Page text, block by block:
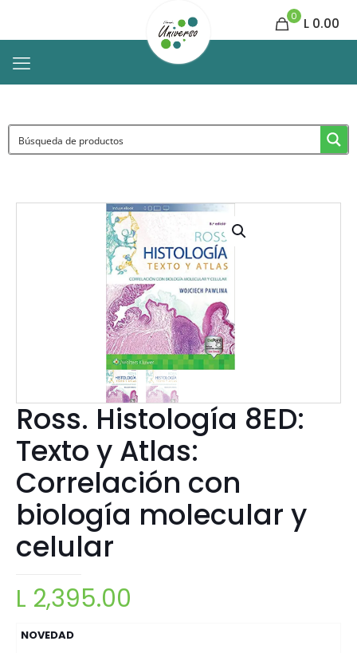
0 L 0.00
Ross. Histología 8ED:
Texto y Atlas:
Correlación con
biología molecular y
celular
L 2,395.00
NOVEDAD